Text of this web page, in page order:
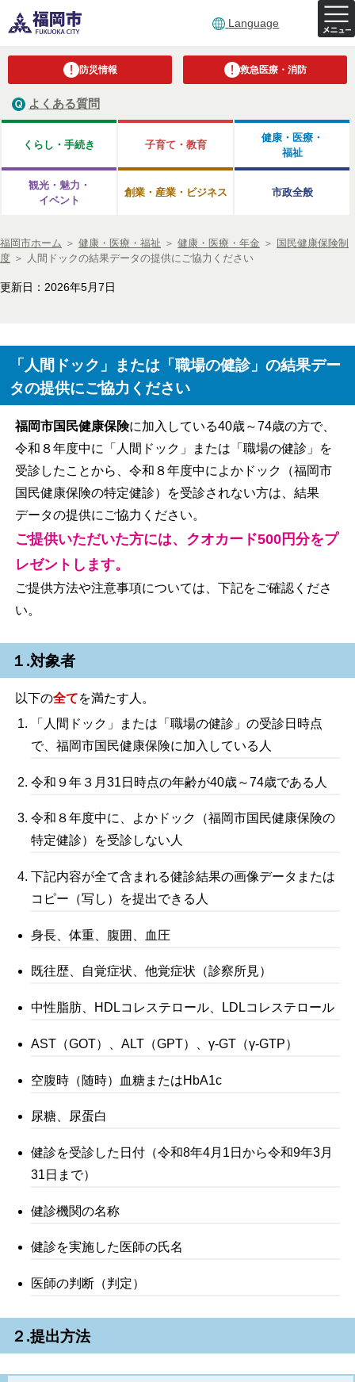
Language
防災情報 救急医療・消防
よくある質問
くらし・手続き 子育て・教育
健康・医療・
福祉
観光・魅力・
イベント
創業・産業・ビジネス 市政全般
福岡市ホーム ＞ 健康・医療・福祉 ＞ 健康・医療・年金 ＞ 国民健康保険制
度 ＞ 人間ドックの結果データの提供にご協力ください
更新日：2026年5月7日
「人間ドック」または「職場の健診」の結果デー
タの提供にご協力ください
福岡市国民健康保険に加入している40歳～74歳の方で、
令和８年度中に「人間ドック」または「職場の健診」を
受診したことから、令和８年度中によかドック（福岡市
国民健康保険の特定健診）を受診されない方は、結果
データの提供にご協力ください。
ご提供いただいた方には、クオカード500円分をプ
レゼントします。
ご提供方法や注意事項については、下記をご確認くださ
い。
１.対象者
以下の全てを満たす人。
「人間ドック」または「職場の健診」の受診日時点
で、福岡市国民健康保険に加入している人
令和９年３月31日時点の年齢が40歳～74歳である人
令和８年度中に、よかドック（福岡市国民健康保険の
特定健診）を受診しない人
下記内容が全て含まれる健診結果の画像データまたは
コピー（写し）を提出できる人
身長、体重、腹囲、血圧
既往歴、自覚症状、他覚症状（診察所見）
中性脂肪、HDLコレステロール、LDLコレステロール
AST（GOT）、ALT（GPT）、γ-GT（γ-GTP）
空腹時（随時）血糖またはHbA1c
尿糖、尿蛋白
健診を受診した日付（令和8年4月1日から令和9年3月
31日まで）
健診機関の名称
健診を実施した医師の氏名
医師の判断（判定）
２.提出方法